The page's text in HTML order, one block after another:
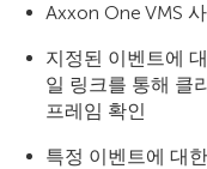
Axxon One VMS
지정된 이벤트에
일 링크를 통해 클
프레임 확인
특정 이벤트에 대